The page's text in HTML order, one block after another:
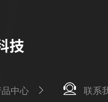
品中心 联系